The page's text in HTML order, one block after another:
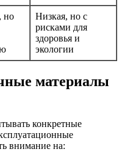
но
Низкая, но с
рисками для
здоровья и
экологии
материалы
конкретные
внимание на: